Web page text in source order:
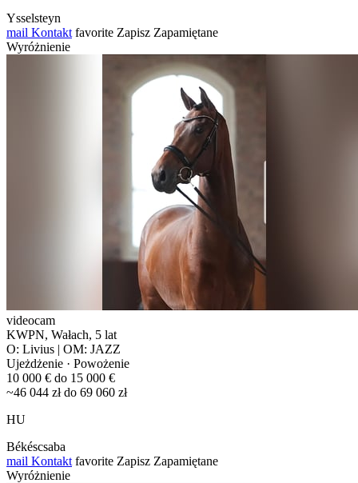
Ysselsteyn
mail Kontakt favorite Zapisz Zapamiętane
Wyróżnienie
videocam
KWPN, Wałach, 5 lat
O: Livius | OM: JAZZ
Ujeżdżenie · Powożenie
10 000 € do 15 000 €
~46 044 zł do 69 060 zł
HU
Békéscsaba
mail Kontakt favorite Zapisz Zapamiętane
Wyróżnienie